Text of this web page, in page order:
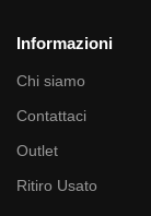
Informazioni
Chi siamo
Contattaci
Outlet
Ritiro Usato